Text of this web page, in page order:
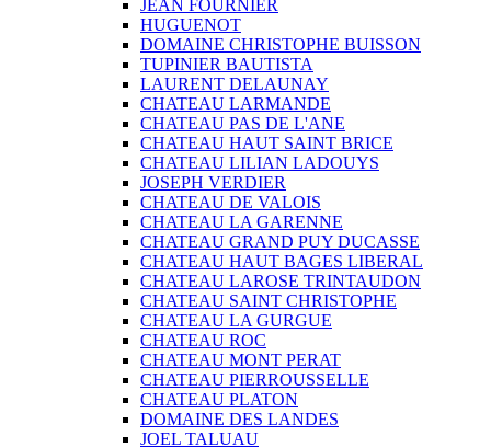
JEAN FOURNIER
HUGUENOT
DOMAINE CHRISTOPHE BUISSON
TUPINIER BAUTISTA
LAURENT DELAUNAY
CHATEAU LARMANDE
CHATEAU PAS DE L'ANE
CHATEAU HAUT SAINT BRICE
CHATEAU LILIAN LADOUYS
JOSEPH VERDIER
CHATEAU DE VALOIS
CHATEAU LA GARENNE
CHATEAU GRAND PUY DUCASSE
CHATEAU HAUT BAGES LIBERAL
CHATEAU LAROSE TRINTAUDON
CHATEAU SAINT CHRISTOPHE
CHATEAU LA GURGUE
CHATEAU ROC
CHATEAU MONT PERAT
CHATEAU PIERROUSSELLE
CHATEAU PLATON
DOMAINE DES LANDES
JOEL TALUAU